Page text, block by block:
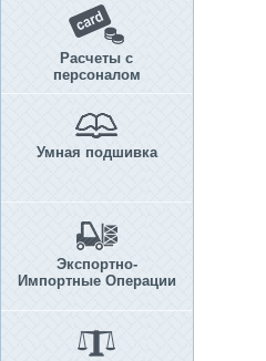
Расчеты с
персоналом
Умная подшивка
Экспортно-
Импортные Операции